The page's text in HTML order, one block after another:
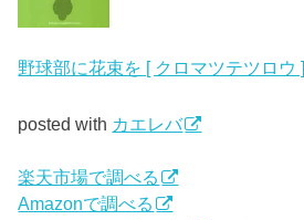
野球部に花束を [ クロマツテツロウ ]
posted with カエレバ
楽天市場で調べる
Amazonで調べる